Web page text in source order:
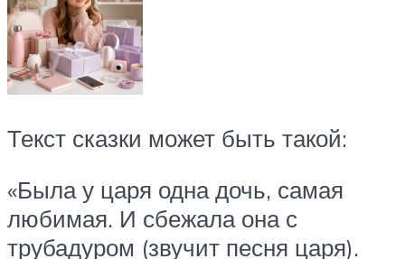
Текст сказки может быть такой:
«Была у царя одна дочь, самая
любимая. И сбежала она с
трубадуром (звучит песня царя).